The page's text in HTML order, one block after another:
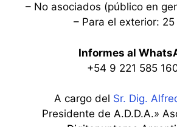
– No asociados (público en
– Para el exterior: 25
Informes al
+54 9 221 585
A cargo del Sr. Dig.
Presidente de A.D.D.A.»